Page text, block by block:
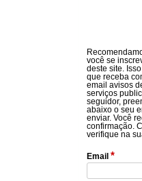
você se
deste site.
que receba
email avisos
serviços
seguidor,
abaixo o seu
enviar. Você
confirmação.
verifique na
Email *